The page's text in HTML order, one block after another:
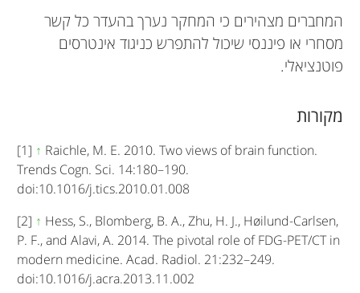
המחברים מצהירים כי המחקר נערך בהעדר כל קשר
מסחרי או פיננסי שיכול להתפרש כניגוד אינטרסים
פוטנציאלי.
מקורות
[1] ↑ Raichle, M. E. 2010. Two views of brain function.
Trends Cogn. Sci. 14:180–190.
doi:10.1016/j.tics.2010.01.008
[2] ↑ Hess, S., Blomberg, B. A., Zhu, H. J., Høilund-Carlsen,
P. F., and Alavi, A. 2014. The pivotal role of FDG-PET/CT in
modern medicine. Acad. Radiol. 21:232–249.
doi:10.1016/j.acra.2013.11.002